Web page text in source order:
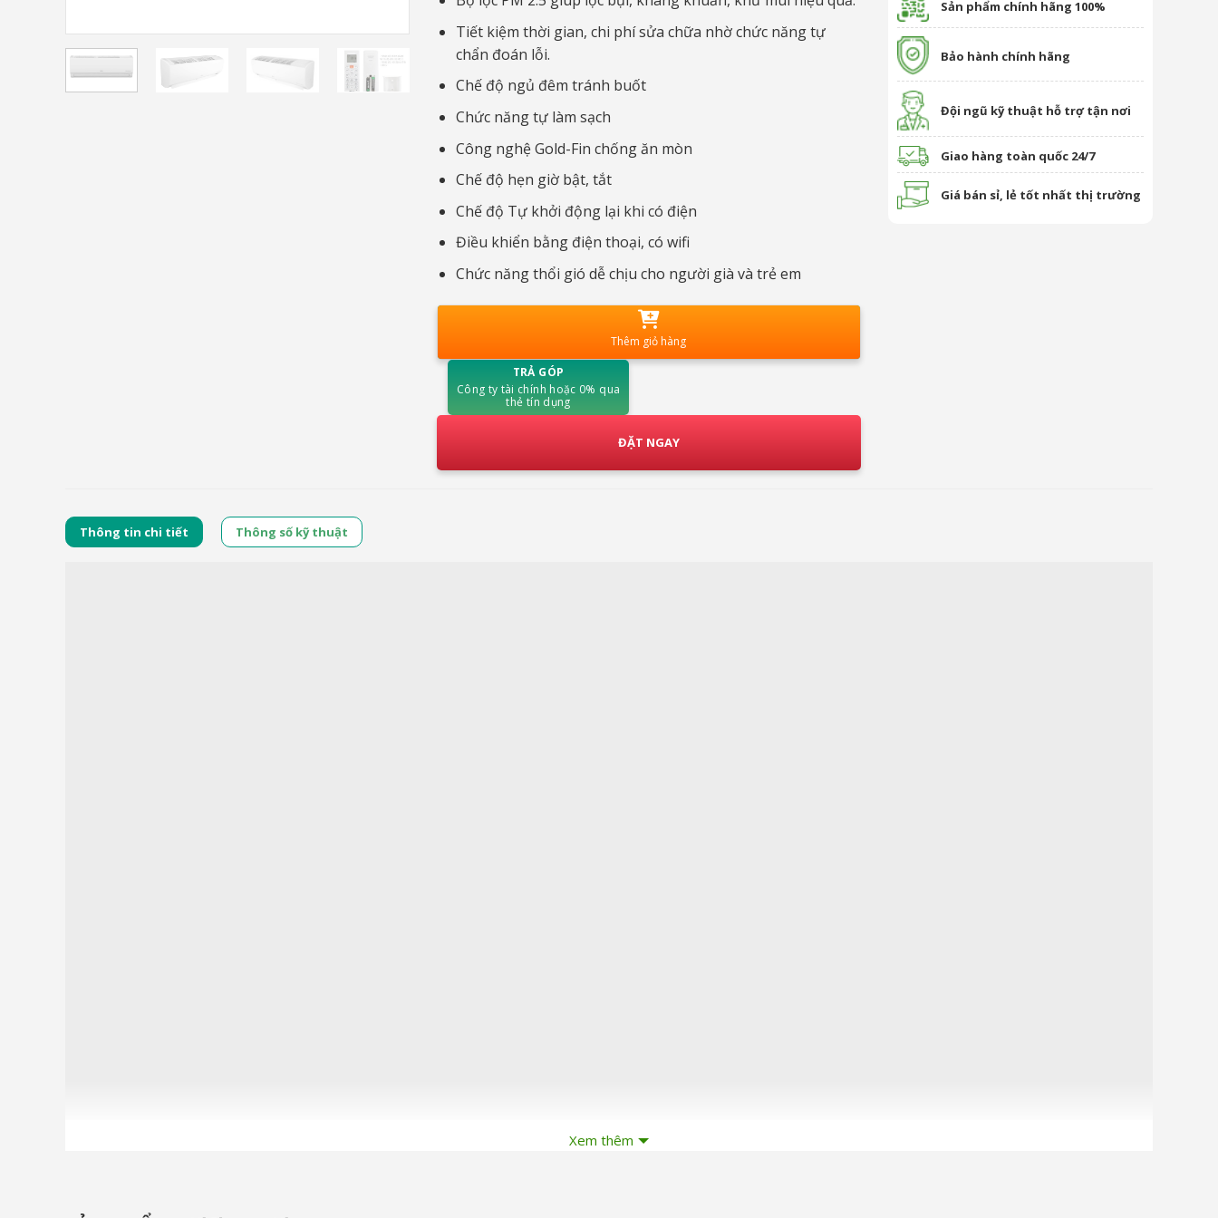
Tiết kiệm thời gian, chi phí sửa chữa nhờ chức năng tự
chẩn đoán lỗi.
Chế độ ngủ đêm tránh buốt
Chức năng tự làm sạch
Công nghệ Gold-Fin chống ăn mòn
Chế độ hẹn giờ bật, tắt
Chế độ Tự khởi động lại khi có điện
Điều khiển bằng điện thoại, có wifi
Chức năng thổi gió dễ chịu cho người già và trẻ em
Thêm giỏ hàng
TRẢ GÓP
Công ty tài chính hoặc 0% qua
thẻ tín dụng
ĐẶT NGAY
Sản phẩm chính hãng 100%
Bảo hành chính hãng
Đội ngũ kỹ thuật hỗ trợ tận nơi
Giao hàng toàn quốc 24/7
Giá bán sỉ, lẻ tốt nhất thị trường
Thông tin chi tiết Thông số kỹ thuật
Xem thêm